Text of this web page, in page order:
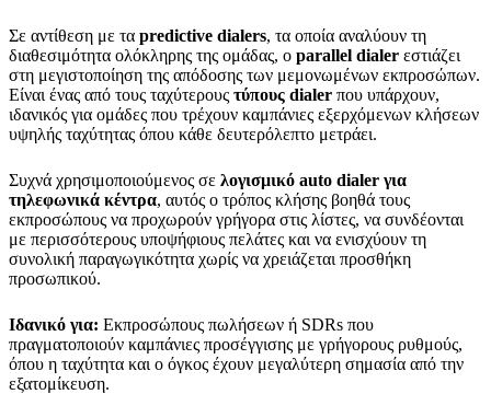
Σε αντίθεση με τα predictive dialers, τα οποία αναλύουν τη
διαθεσιμότητα ολόκληρης της ομάδας, ο parallel dialer εστιάζει
στη μεγιστοποίηση της απόδοσης των μεμονωμένων εκπροσώπων.
Είναι ένας από τους ταχύτερους τύπους dialer που υπάρχουν,
ιδανικός για ομάδες που τρέχουν καμπάνιες εξερχόμενων κλήσεων
υψηλής ταχύτητας όπου κάθε δευτερόλεπτο μετράει.
Συχνά χρησιμοποιούμενος σε λογισμικό auto dialer για
τηλεφωνικά κέντρα, αυτός ο τρόπος κλήσης βοηθά τους
εκπροσώπους να προχωρούν γρήγορα στις λίστες, να συνδέονται
με περισσότερους υποψήφιους πελάτες και να ενισχύουν τη
συνολική παραγωγικότητα χωρίς να χρειάζεται προσθήκη
προσωπικού.
Ιδανικό για: Εκπροσώπους πωλήσεων ή SDRs που
πραγματοποιούν καμπάνιες προσέγγισης με γρήγορους ρυθμούς,
όπου η ταχύτητα και ο όγκος έχουν μεγαλύτερη σημασία από την
εξατομίκευση.